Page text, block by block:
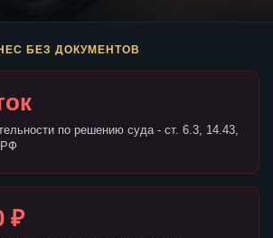
БЕЗ ДОКУМЕНТОВ
по решению суда - ст. 6.3, 14.43,
РФ
₽